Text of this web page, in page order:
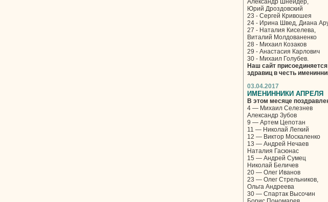
Александр Шнейдер,
Юрий Дроздовский
23 - Сергей Кривошея
24 - Ирина Швед, Диана
27 - Наталия Киселева,
Виталий Молдованенко
28 - Михаил Козаков
29 - Анастасия Карлович
30 - Михаил Голубев.
Наш сайт
здравиц в честь
03.04.2017
ИМЕНИННИКИ АПРЕЛЯ
В этом месяце
4 — Михаил Селезнев
Александр Зубов
9 — Артем Цепотан
11 — Николай Легкий
12 — Виктор Москаленко
13 — Андрей Нечаев
Наталия Гасюнас
15 — Андрей Сумец
Николай Беличев
20 — Олег Иванов
23 — Олег Стрельников,
Ольга Андреева
30 — Спартак Высочин